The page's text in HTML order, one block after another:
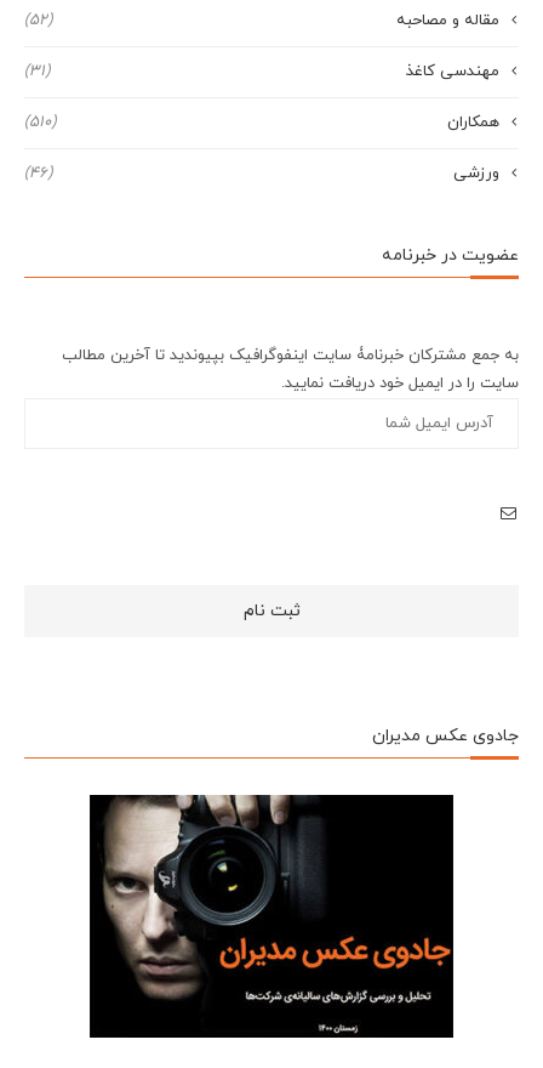
مقاله و مصاحبه (52)
مهندسی کاغذ (31)
همکاران (510)
ورزشی (46)
عضویت در خبرنامه
به جمع مشترکان خبرنامۀ سایت اینفوگرافیک بپیوندید تا آخرین مطالب
سایت را در ایمیل خود دریافت نمایید.
جادوی عکس مدیران